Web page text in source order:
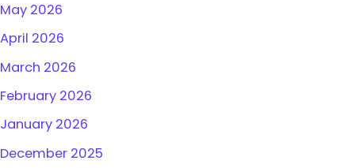
May 2026
April 2026
March 2026
February 2026
January 2026
December 2025